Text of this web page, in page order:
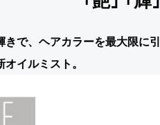
で、ヘアカラーを最大限に
イルミスト。